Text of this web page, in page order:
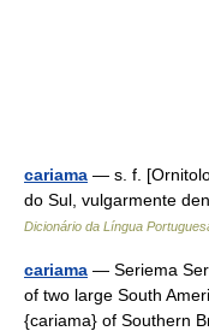
cariama — s. f.
do Sul, vulgarmente
Dicionário da Língua
cariama — Seriema
of two large South
{cariama} of Southern